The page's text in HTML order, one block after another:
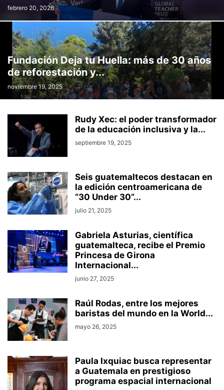
febrero 20, 2026
Fundación Deja tu Huella: más de 30 años
de reforestación y...
noviembre 19, 2025
Rudy Xec: el poder transformador
de la educación inclusiva y la...
septiembre 19, 2025
Seis guatemaltecos destacan en
la edición centroamericana de
“30 Under 30”...
julio 21, 2025
Gabriela Asturias, científica
guatemalteca, recibe el Premio
Princesa de Girona
Internacional...
junio 27, 2025
Raúl Rodas, entre los mejores
baristas del mundo en la World...
mayo 26, 2025
Paula Ixquiac busca representar
a Guatemala en prestigioso
programa espacial internacional